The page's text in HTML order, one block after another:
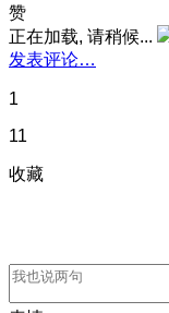
赞
正在加载, 请稍候...
发表评论…
1
11
收藏